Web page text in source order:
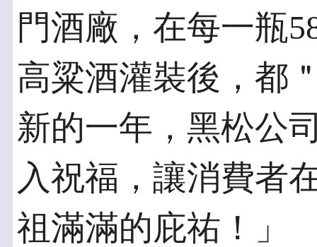
門酒廠，在每一瓶
高粱酒灌裝後，都
新的一年，黑松公
入祝福，讓消費者
祖滿滿的庇祐！」